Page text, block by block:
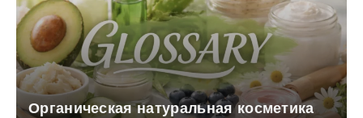
Органическая натуральная косметика